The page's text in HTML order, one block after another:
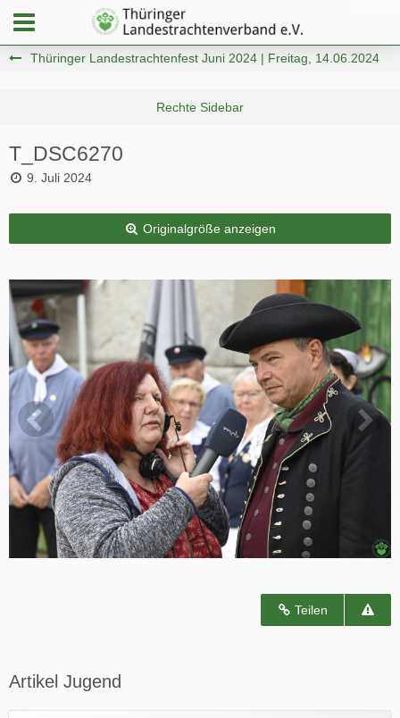
Thüringer Landestrachtenfest Juni 2024 | Freitag, 14.06.2024
T_DSC6270
9. Juli 2024
Originalgröße anzeigen
Teilen
Artikel Jugend